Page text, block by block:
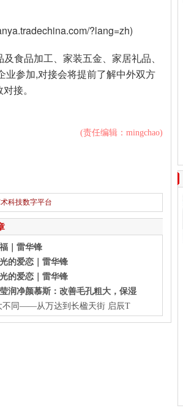
?lang=zh)
食品加工、家装五金、家居礼品、
业参加,对接会将提前了解中外双方
接。
(责任编辑：mingchao)
科技数字平台
乐工程集团签署谅解备忘录 促进医疗服务合作
｜雷华锋
的爱恋｜雷华锋
的爱恋｜雷华锋
润净颜慕斯：改善毛孔粗大，保湿
不同——从万达到长楹天街 启辰T